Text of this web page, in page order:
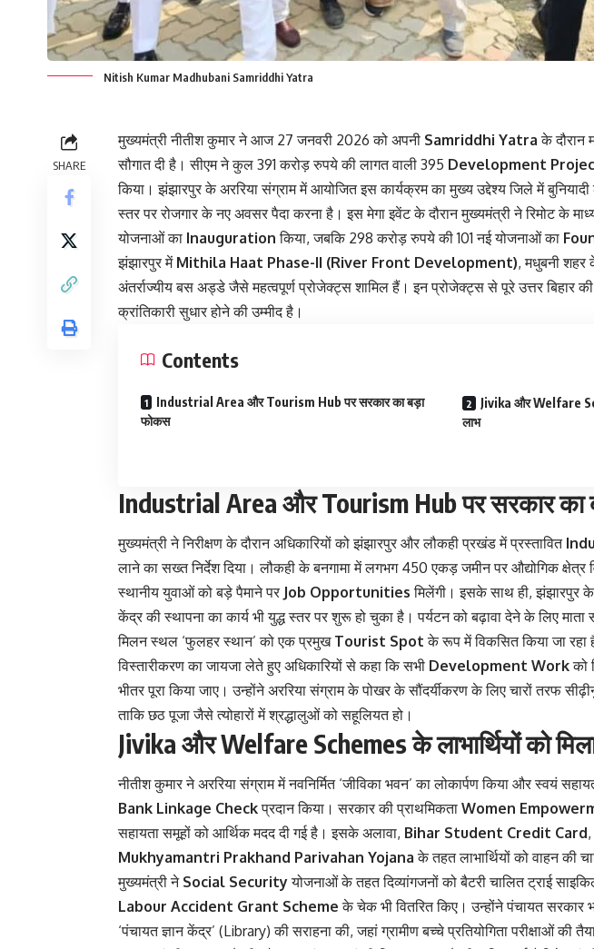
Nitish Kumar Madhubani Samriddhi Yatra
SHARE
मुख्यमंत्री नीतीश कुमार ने आज 27 जनवरी 2026 को अपनी Samriddhi Yatra के दौरान
सौगात दी है। सीएम ने कुल 391 करोड़ रुपये की लागत वाली 395 Development
किया। झंझारपुर के अररिया संग्राम में आयोजित इस कार्यक्रम का मुख्य उद्देश्य जिले में
स्तर पर रोजगार के नए अवसर पैदा करना है। इस मेगा इवेंट के दौरान मुख्यमंत्री ने रिमोट के
योजनाओं का Inauguration किया, जबकि 298 करोड़ रुपये की 101 नई योजनाओं का
झंझारपुर में Mithila Haat Phase-II (River Front Development), मधुबनी शहर
अंतर्राज्यीय बस अड्डे जैसे महत्वपूर्ण प्रोजेक्ट्स शामिल हैं। इन प्रोजेक्ट्स से पूरे उत्तर बिहार
क्रांतिकारी सुधार होने की उम्मीद है।
Contents
Industrial Area और Tourism Hub पर सरकार का बड़ा
फोकस
Jivika और Welfare
लाभ
Industrial Area और Tourism Hub पर सरकार का
मुख्यमंत्री ने निरीक्षण के दौरान अधिकारियों को झंझारपुर और लौकही प्रखंड में प्रस्तावित
लाने का सख्त निर्देश दिया। लौकही के बनगामा में लगभग 450 एकड़ जमीन पर औद्योगिक क्षेत्र
स्थानीय युवाओं को बड़े पैमाने पर Job Opportunities मिलेंगी। इसके साथ ही, झंझारपुर
केंद्र की स्थापना का कार्य भी युद्ध स्तर पर शुरू हो चुका है। पर्यटन को बढ़ावा देने के लिए
मिलन स्थल ‘फुलहर स्थान’ को एक प्रमुख Tourist Spot के रूप में विकसित किया जा रहा
विस्तारीकरण का जायजा लेते हुए अधिकारियों से कहा कि सभी Development Workको
भीतर पूरा किया जाए। उन्होंने अररिया संग्राम के पोखर के सौंदर्यीकरण के लिए चारों तरफ
ताकि छठ पूजा जैसे त्योहारों में श्रद्धालुओं को सहूलियत हो।
Jivika और Welfare Schemes के लाभार्थियों को
नीतीश कुमार ने अररिया संग्राम में नवनिर्मित ‘जीविका भवन’ का लोकार्पण किया और स्वयं
Bank Linkage Checkप्रदान किया। सरकार की प्राथमिकता Women
सहायता समूहों को आर्थिक मदद दी गई है। इसके अलावा, Bihar Student Credit Card,
Mukhyamantri Prakhand Parivahan Yojana के तहत लाभार्थियों को वाहन की
मुख्यमंत्री ने Social Securityयोजनाओं के तहत दिव्यांगजनों को बैटरी चालित ट्राई
Labour Accident Grant Scheme के चेक भी वितरित किए। उन्होंने पंचायत सरकार
‘पंचायत ज्ञान केंद्र’ (Library) की सराहना की, जहां ग्रामीण बच्चे प्रतियोगिता परीक्षाओं की